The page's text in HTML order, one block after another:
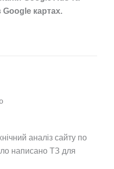
Google картах.
аналіз сайту по
написано ТЗ для